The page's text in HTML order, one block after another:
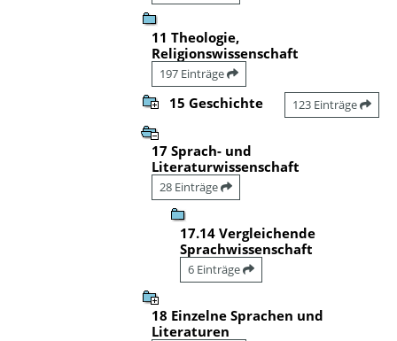
11 Theologie,
Religionswissenschaft
197 Einträge
15 Geschichte 123 Einträge
17 Sprach- und
Literaturwissenschaft
28 Einträge
17.14 Vergleichende
Sprachwissenschaft
6 Einträge
18 Einzelne Sprachen und
Literaturen